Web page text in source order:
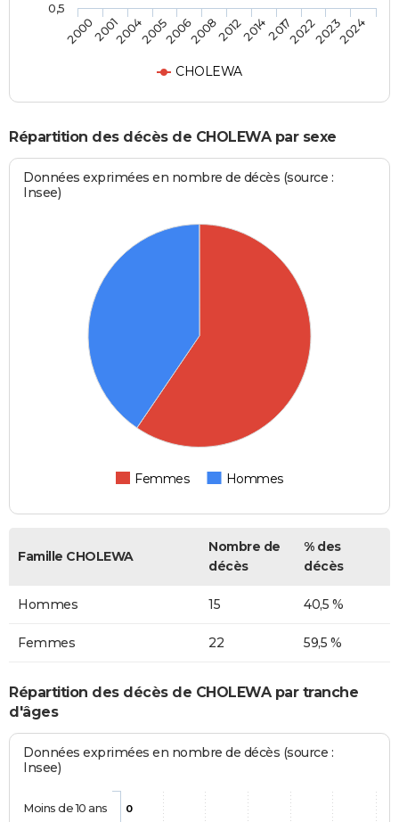
CHOLEWA
200020012004200520062008201220142017202220232024
0,5
Répartition des décès de CHOLEWA par sexe
Données exprimées en nombre de décès (source :
Insee)
Femmes Hommes
Famille CHOLEWA
Nombre de
décès
% des
décès
Hommes 15 40,5 %
Femmes 22 59,5 %
Répartition des décès de CHOLEWA par tranche
d'âges
Données exprimées en nombre de décès (source :
Insee)
0
Moins de 10 ans